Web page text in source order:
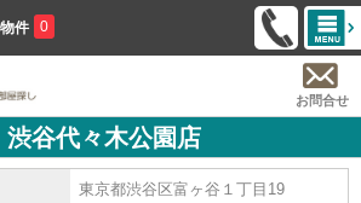
件 0
お問合せ
谷代々木公園店
東京都渋谷区富ヶ谷１丁目19